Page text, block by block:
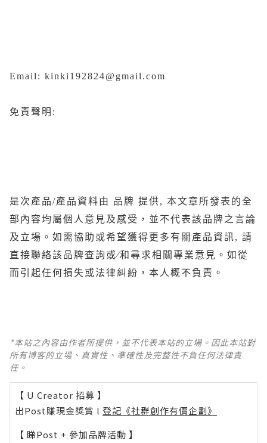
Email: kinki192824@gmail.com
免責聲明:
是次產品/產品資料由 品牌 提供, 本文章所發表的全
部內容均屬個人意見及感受，並不代表該品牌之言論
及立場。如需協助或希望獲得更多有關產品資訊, 請
直接聯絡該品牌查詢或∕和尋求相關專業意見。如從
而引起任何損失或法律糾紛，本人概不負責。
*本站之內容由作者所提供，並不代表本站的立場。因此本站對
所有博客的立場、真實性、準確性及完整性不負任何法律責
任。
【 U Creator 招募 】
出Post賺現金獎賞 l 登記《社群創作有價企劃》
【 睇Post + 參加品牌活動 】